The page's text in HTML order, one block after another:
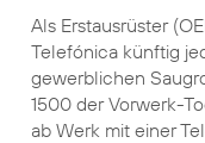
Als Erstausrüster
Telefónica künftig
gewerblichen
1500 der Vorwerk-
ab Werk mit einer